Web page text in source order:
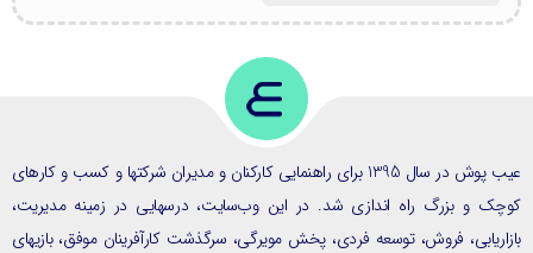
عیب پوش در سال 1395 برای راهنمایی کارکنان و مدیران شرکتها و کسب و کارهای
و بزرگ راه اندازی شد. در این وب‌سایت، درسهایی در زمینه مدیریت،
فروش، توسعه فردی، پخش مویرگی، سرگذشت کارآفرینان موفق، بازیهای